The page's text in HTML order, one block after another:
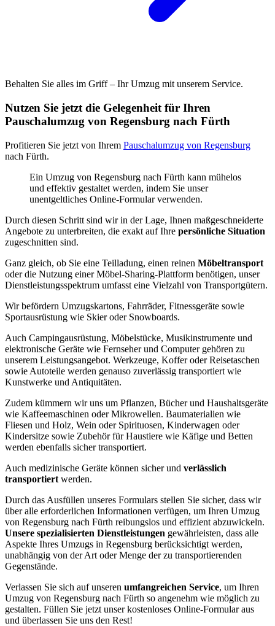
Behalten Sie alles im Griff – Ihr Umzug mit unserem Service.
Nutzen Sie jetzt die Gelegenheit für Ihren
Pauschalumzug von Regensburg nach Fürth
Profitieren Sie jetzt von Ihrem Pauschalumzug von Regensburg
nach Fürth.
Ein Umzug von Regensburg nach Fürth kann mühelos
und effektiv gestaltet werden, indem Sie unser
unentgeltliches Online-Formular verwenden.
Durch diesen Schritt sind wir in der Lage, Ihnen maßgeschneiderte
Angebote zu unterbreiten, die exakt auf Ihre persönliche Situation
zugeschnitten sind.
Ganz gleich, ob Sie eine Teilladung, einen reinen Möbeltransport
oder die Nutzung einer Möbel-Sharing-Plattform benötigen, unser
Dienstleistungsspektrum umfasst eine Vielzahl von Transportgütern.
Wir befördern Umzugskartons, Fahrräder, Fitnessgeräte sowie
Sportausrüstung wie Skier oder Snowboards.
Auch Campingausrüstung, Möbelstücke, Musikinstrumente und
elektronische Geräte wie Fernseher und Computer gehören zu
unserem Leistungsangebot. Werkzeuge, Koffer oder Reisetaschen
sowie Autoteile werden genauso zuverlässig transportiert wie
Kunstwerke und Antiquitäten.
Zudem kümmern wir uns um Pflanzen, Bücher und Haushaltsgeräte
wie Kaffeemaschinen oder Mikrowellen. Baumaterialien wie
Fliesen und Holz, Wein oder Spirituosen, Kinderwagen oder
Kindersitze sowie Zubehör für Haustiere wie Käfige und Betten
werden ebenfalls sicher transportiert.
Auch medizinische Geräte können sicher und verlässlich
transportiert werden.
Durch das Ausfüllen unseres Formulars stellen Sie sicher, dass wir
über alle erforderlichen Informationen verfügen, um Ihren Umzug
von Regensburg nach Fürth reibungslos und effizient abzuwickeln.
Unsere spezialisierten Dienstleistungen gewährleisten, dass alle
Aspekte Ihres Umzugs in Regensburg berücksichtigt werden,
unabhängig von der Art oder Menge der zu transportierenden
Gegenstände.
Verlassen Sie sich auf unseren umfangreichen Service, um Ihren
Umzug von Regensburg nach Fürth so angenehm wie möglich zu
gestalten. Füllen Sie jetzt unser kostenloses Online-Formular aus
und überlassen Sie uns den Rest!